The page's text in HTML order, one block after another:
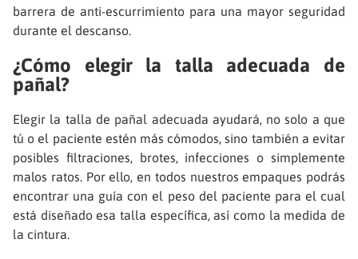
barrera de anti-escurrimiento para una mayor seguridad
durante el descanso.
¿Cómo elegir la talla adecuada de
pañal?
Elegir la talla de pañal adecuada ayudará, no solo a que
tú o el paciente estén más cómodos, sino también a evitar
posibles filtraciones, brotes, infecciones o simplemente
malos ratos. Por ello, en todos nuestros empaques podrás
encontrar una guía con el peso del paciente para el cual
está diseñado esa talla específica, así como la medida de
la cintura.